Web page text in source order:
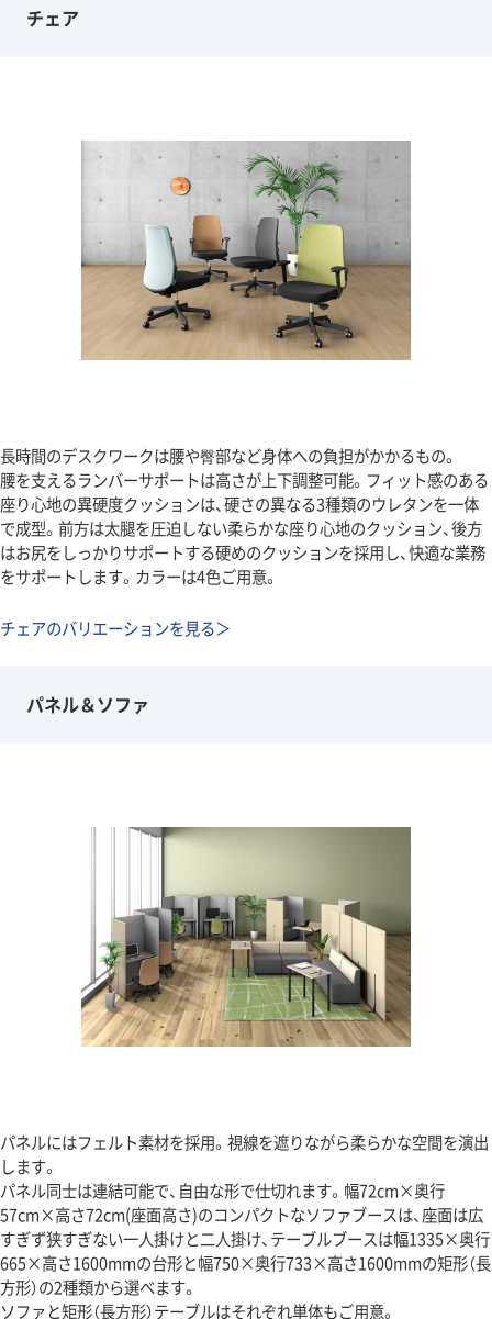
チェア
長時間のデスクワークは腰や臀部など身体への負担がかかるもの。
腰を支えるランバーサポートは高さが上下調整可能。フィット感のある
座り心地の異硬度クッションは、硬さの異なる3種類のウレタンを一体
で成型。前方は太腿を圧迫しない柔らかな座り心地のクッション、後方
はお尻をしっかりサポートする硬めのクッションを採用し、快適な業務
をサポートします。カラーは4色ご用意。
チェアのバリエーションを見る＞
パネル＆ソファ
パネルにはフェルト素材を採用。視線を遮りながら柔らかな空間を演出
します。
パネル同士は連結可能で、自由な形で仕切れます。幅72cm×奥行
57cm×高さ72cm(座面高さ)のコンパクトなソファブースは、座面は広
すぎず狭すぎない一人掛けと二人掛け、テーブルブースは幅1335×奥行
665×高さ1600mmの台形と幅750×奥行733×高さ1600mmの矩形（長
方形）の2種類から選べます。
ソファと矩形（長方形）テーブルはそれぞれ単体もご用意。